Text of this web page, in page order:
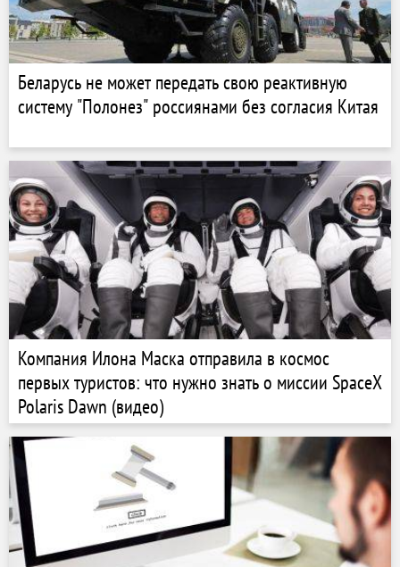
Беларусь не может передать свою реактивную
систему "Полонез" россиянами без согласия Китая
Компания Илона Маска отправила в космос
первых туристов: что нужно знать о миссии SpaceX
Polaris Dawn (видео)